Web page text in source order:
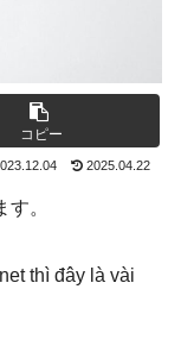
コピー
2025.04.22
。
thì đây là vài